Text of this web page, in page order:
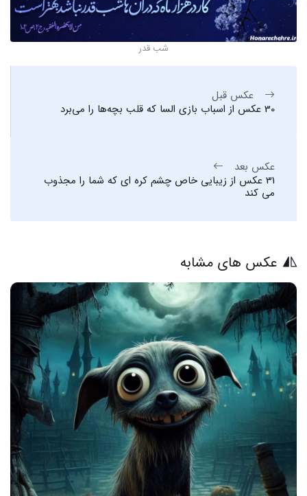
شب قدر
عکس قبل
30 عکس از اسباب بازی السا که قلب بچه‌ها را می‌برد
عکس بعد
31 عکس از زیبایی خاص چشم کره ای که شما را مجذوب
می کند
عکس های مشابه